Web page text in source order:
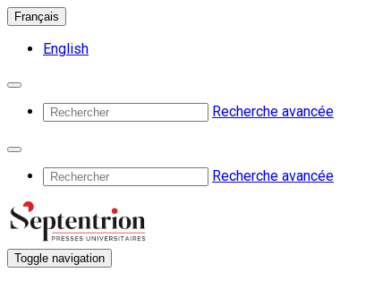
Français
English
Recherche avancée
Recherche avancée
Toggle navigation